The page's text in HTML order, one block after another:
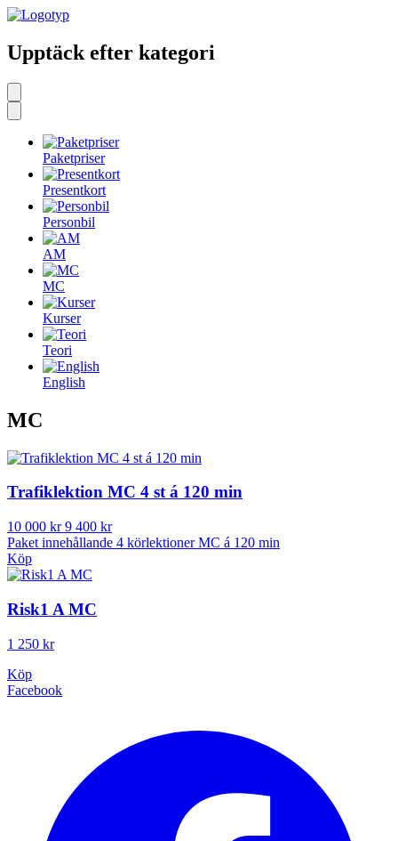
Upptäck efter kategori
Paketpriser
Presentkort
Personbil
AM
MC
Kurser
Teori
English
MC
Trafiklektion MC 4 st á 120 min
10 000 kr9 400 kr
Paket innehållande 4 körlektioner MC á 120 min
Köp
Risk1 A MC
1 250 kr
Köp
Facebook